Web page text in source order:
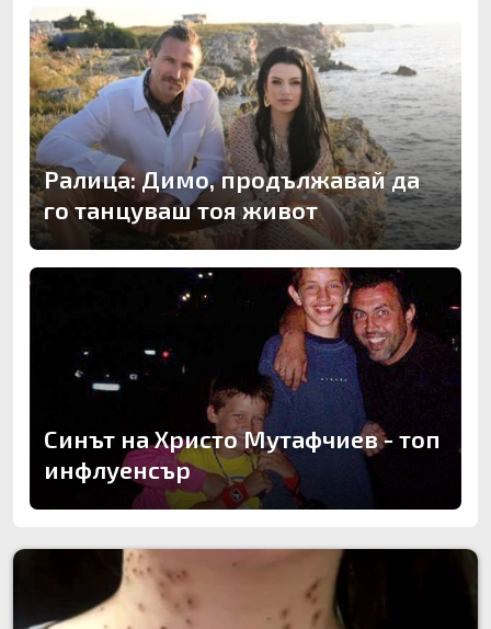
Ралица: Димо, продължавай да
го танцуваш тоя живот
Синът на Христо Мутафчиев - топ
инфлуенсър